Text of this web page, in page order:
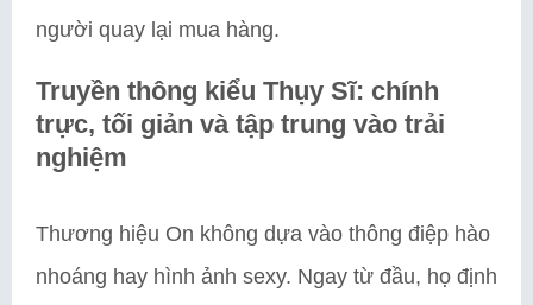
người quay lại mua hàng.
Truyền thông kiểu Thụy Sĩ: chính
trực, tối giản và tập trung vào trải
nghiệm
Thương hiệu On không dựa vào thông điệp hào
nhoáng hay hình ảnh sexy. Ngay từ đầu, họ định